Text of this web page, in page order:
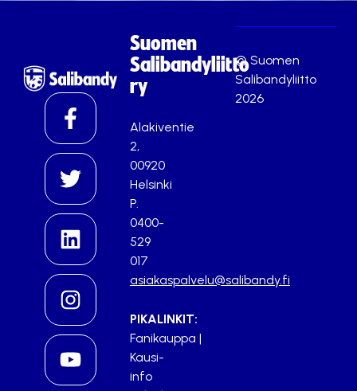
Suomen
Salibandyliitto
ry
Alakiventie
2,
00920
Helsinki
P.
0400-
529
017
asiakaspalvelu@salibandy.fi
PIKALINKIT:
Fanikauppa |
Kausi-
info
© Suomen
Salibandyliitto
2026